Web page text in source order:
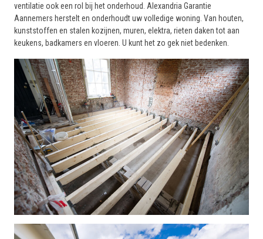
ventilatie ook een rol bij het onderhoud. Alexandria Garantie
Aannemers herstelt en onderhoudt uw volledige woning. Van houten,
kunststoffen en stalen kozijnen, muren, elektra, rieten daken tot aan
keukens, badkamers en vloeren. U kunt het zo gek niet bedenken.